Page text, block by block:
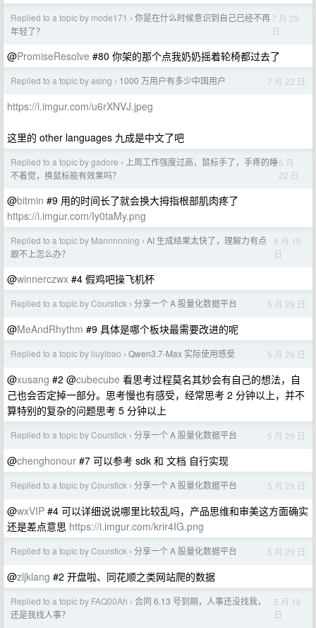
Replied to a topic by mode171 › 你是在什么时候意识到自己已经不再
年轻了？
7 月 29
日
@PromiseResolve #80 你架的那个点我奶奶摇着轮椅都过去了
Replied to a topic by asing › 1000 万用户有多少中国用户 7 月 22 日
https://i.imgur.com/u6rXNVJ.jpeg
这里的 other languages 九成是中文了吧
Replied to a topic by gadore ›
上周工作强度过高，鼠标手了，手疼的睡
不着觉，换鼠标能有效果吗？
6 月
22 日
@bitmin #9 用的时间长了就会换大拇指根部肌肉疼了
https://i.imgur.com/Iy0taMy.png
Replied to a topic by Mannnnning › AI 生成结果太快了，理解力有点
跟不上怎么办？
6 月 10
日
@winnerczwx #4 假鸡吧操飞机杯
Replied to a topic by Courstick › 分享一个 A 股量化数据平台 5 月 29 日
@MeAndRhythm #9 具体是哪个板块最需要改进的呢
Replied to a topic by liuyibao › Qwen3.7-Max 实际使用感受 5 月 29 日
@xusang #2 @cubecube 看思考过程莫名其妙会有自己的想法，自
己也会否定掉一部分。思考慢也有感受，经常思考 2 分钟以上，并不
算特别的复杂的问题思考 5 分钟以上
Replied to a topic by Courstick › 分享一个 A 股量化数据平台 5 月 29 日
@chenghonour #7 可以参考 sdk 和 文档 自行实现
Replied to a topic by Courstick › 分享一个 A 股量化数据平台 5 月 29 日
@wxVIP #4 可以详细说说哪里比较乱吗，产品思维和审美这方面确实
还是差点意思 https://i.imgur.com/krir4IG.png
Replied to a topic by Courstick › 分享一个 A 股量化数据平台 5 月 29 日
@zljklang #2 开盘啦、同花顺之类网站爬的数据
Replied to a topic by FAQ00Ah › 合同 6.13 号到期，人事还没找我，
还是我找人事？
5 月 18
日